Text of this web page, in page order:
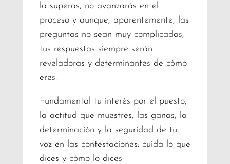
la superas, no avanzarás en el
proceso y aunque, aparentemente, las
preguntas no sean muy complicadas,
tus respuestas siempre serán
reveladoras y determinantes de cómo
eres.
Fundamental tu interés por el puesto,
la actitud que muestres, las ganas, la
determinación y la seguridad de tu
voz en las contestaciones: cuida lo que
dices y cómo lo dices.